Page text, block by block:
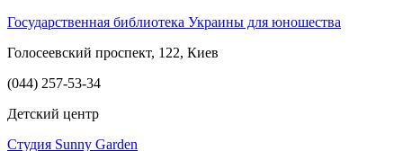
Государственная библиотека Украины для юношества
Голосеевский проспект, 122, Киев
(044) 257-53-34
Детский центр
Студия Sunny Garden